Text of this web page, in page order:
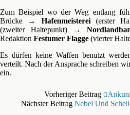
Zum Beispiel wo der Weg entlang
Brücke → Hafenmeisterei(erster
(zweiter Haltepunkt) →
Redaktion Festumer Flagge (vierter
Es dürfen keine Waffen benutzt
verteilt. Nach der Ansprache schreiben
ein.
Vorheriger Beitrag
Nächster Beitrag Nebel Und